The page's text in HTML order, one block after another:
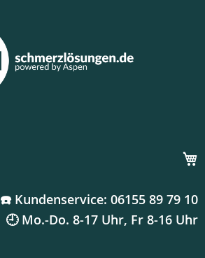
☎️ Kundenservice: 06155 89 79 10
🕘 Mo.-Do. 8-17 Uhr, Fr 8-16 Uhr